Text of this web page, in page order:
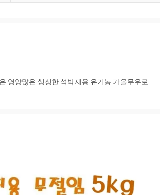
영양많은 싱싱한 석박지용 유기농 가을무우로